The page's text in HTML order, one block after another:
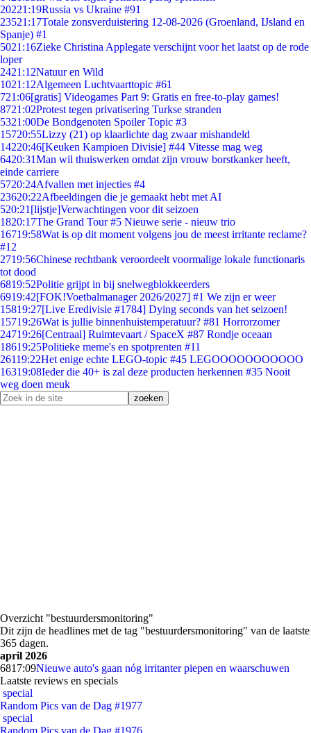
20221:19Russia vs Ukraine #91
23521:17Totale zonsverduistering 12-08-2026 (Groenland, IJsland en
Spanje) #1
5021:16Zieke Christina Applegate verschijnt voor het laatst op de rode
loper
2421:12Natuur en Wild
1021:12Algemeen Luchtvaarttopic #61
721:06[gratis] Videogames Part 9: Gratis en free-to-play games!
8721:02Protest tegen privatisering Turkse stranden
5321:00De Bondgenoten Spoiler Topic #3
15720:55Lizzy (21) op klaarlichte dag zwaar mishandeld
14220:46[Keuken Kampioen Divisie] #44 Vitesse mag weg
6420:31Man wil thuiswerken omdat zijn vrouw borstkanker heeft,
einde carriere
5720:24Afvallen met injecties #4
23620:22Afbeeldingen die je gemaakt hebt met AI
520:21 [lijstje]Verwachtingen voor dit seizoen
1820:17The Grand Tour #5 Nieuwe serie - nieuw trio
16719:58Wat is op dit moment volgens jou de meest irritante reclame?
#12
2719:56Chinese rechtbank veroordeelt voormalige lokale functionaris
tot dood
6819:52Politie grijpt in bij snelwegblokkeerders
6919:42[FOK!Voetbalmanager 2026/2027] #1 We zijn er weer
15819:27[Live Eredivisie #1784] Dying seconds van het seizoen!
15719:26Wat is jullie binnenhuistemperatuur? #81 Horrorzomer
24719:26[Centraal] Ruimtevaart / SpaceX #87 Rondje oceaan
18619:25Politieke meme's en spotprenten #11
26119:22Het enige echte LEGO-topic #45 LEGOOOOOOOOOOO
16319:08Ieder die 40+ is zal deze producten herkennen #35 Nooit
weg doen meuk
Overzicht "bestuurdersmonitoring"
Dit zijn de headlines met de tag "bestuurdersmonitoring" van de laatste
365 dagen.
april 2026
6817:09Nieuwe auto's gaan nóg irritanter piepen en waarschuwen
Laatste reviews en specials
special
Random Pics van de Dag #1977
special
Random Pics van de Dag #1976